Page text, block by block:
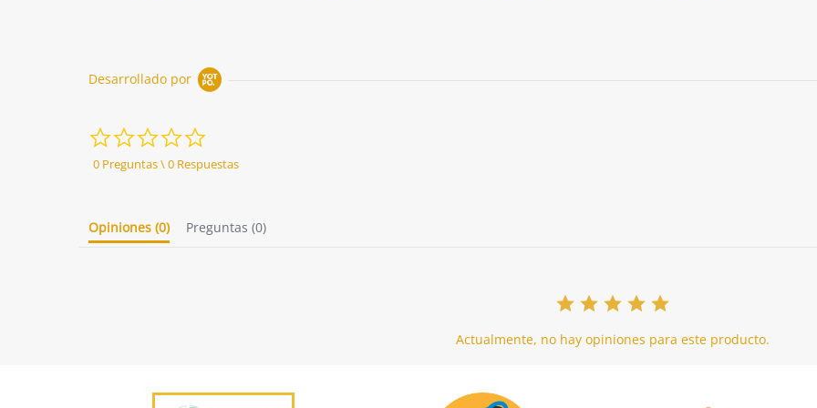
Desarrollado por
rating
0 Preguntas \ 0 Respuestas
Opiniones (0) Preguntas (0)
Actualmente, no hay opiniones para este producto.